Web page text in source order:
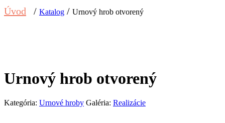
Úvod / Katalog / Urnový hrob otvorený
Urnový hrob otvorený
Kategória: Urnové hroby Galéria: Realizácie